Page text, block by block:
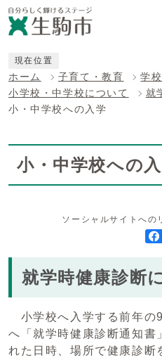
現在位置
ホーム 子育て・教育
学
小学校・中学校について
就
小・中学校への入学
小・中学校への
ソーシャルサイトへの
就学時健康診断
小学校へ入学する前年の
へ「就学時健康診断通知書
れた日時、場所で健康診断